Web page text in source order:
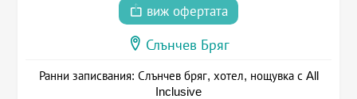
виж офертата
Слънчев Бряг
Ранни записвания: Слънчев бряг, хотел, нощувка с All
Inclusive